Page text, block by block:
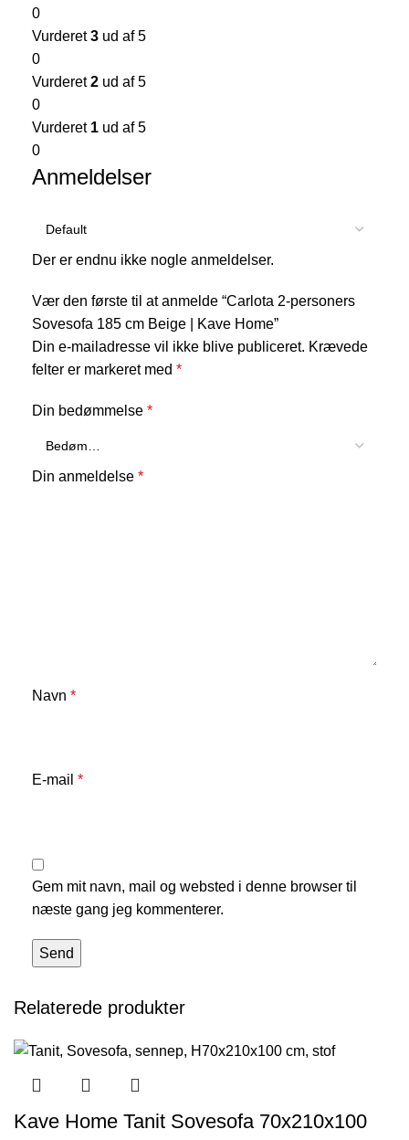
0
Vurderet3 ud af 5
0
Vurderet2 ud af 5
0
Vurderet 1 ud af 5
0
Anmeldelser
Der er endnu ikke nogle anmeldelser.
Vær den første til at anmelde “Carlota 2-personers
Sovesofa 185 cm Beige | Kave Home”
Din e-mailadresse vil ikke blive publiceret. Krævede
felter er markeret med *
Din bedømmelse *
Din anmeldelse *
Navn *
E-mail *
Gem mit navn, mail og websted i denne browser til
næste gang jeg kommenterer.
Relaterede produkter
Kave Home Tanit Sovesofa 70x210x100